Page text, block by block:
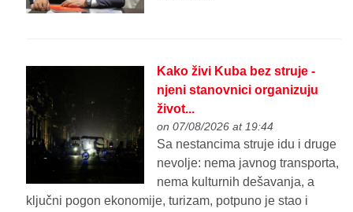
Kako živi Kuba bez struje -
njeni stanovnici organizuju
život...
on 07/08/2026 at 19:44
Sa nestancima struje idu i druge
nevolje: nema javnog transporta,
nema kulturnih dešavanja, a
ključni pogon ekonomije, turizam, potpuno je stao i